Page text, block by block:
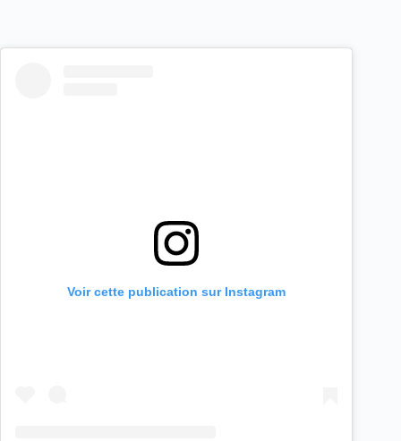
Voir cette publication sur Instagram